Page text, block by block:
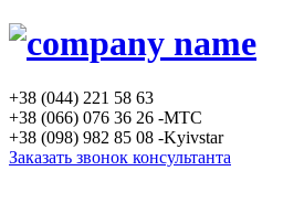
+38 (044) 221 58 63
+38 (066) 076 36 26 -MTC
+38 (098) 982 85 08 -Kyivstar
Заказать звонок консультанта